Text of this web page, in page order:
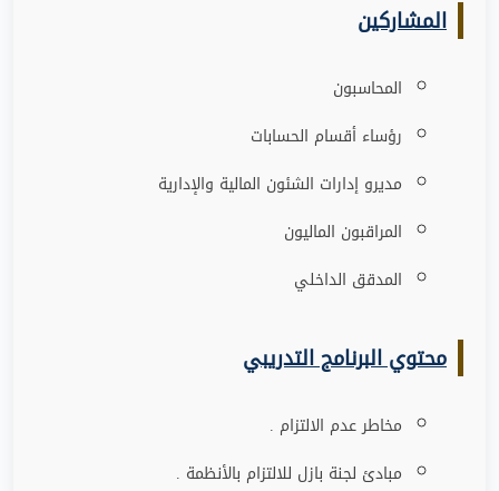
المشاركين
المحاسبون
رؤساء أقسام الحسابات
مديرو إدارات الشئون المالية والإدارية
المراقبون الماليون
المدقق الداخلي
محتوي البرنامج التدريبي
مخاطر عدم الالتزام .
مبادئ لجنة بازل للالتزام بالأنظمة .